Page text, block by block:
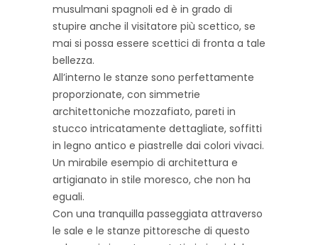
musulmani spagnoli ed è in grado di
stupire anche il visitatore più scettico, se
mai si possa essere scettici di fronta a tale
bellezza.
All’interno le stanze sono perfettamente
proporzionate, con simmetrie
architettoniche mozzafiato, pareti in
stucco intricatamente dettagliate, soffitti
in legno antico e piastrelle dai colori vivaci.
Un mirabile esempio di architettura e
artigianato in stile moresco, che non ha
eguali.
Con una tranquilla passeggiata attraverso
le sale e le stanze pittoresche di questo